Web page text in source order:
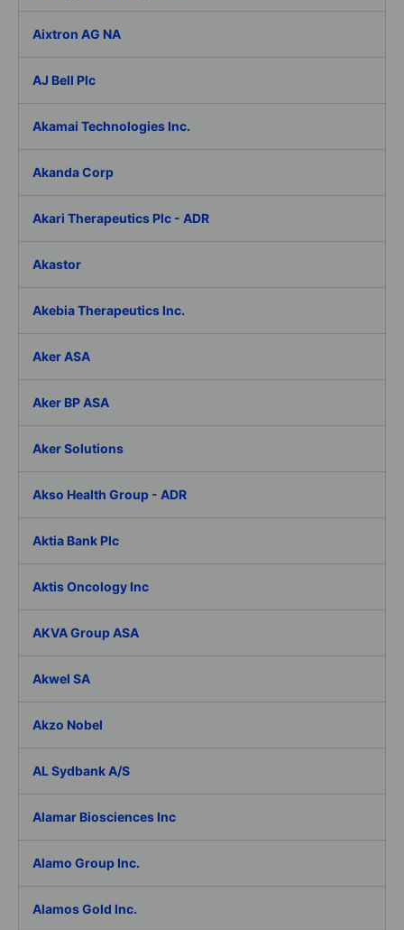
Aixtron AG NA
AJ Bell Plc
Akamai Technologies Inc.
Akanda Corp
Akari Therapeutics Plc - ADR
Akastor
Akebia Therapeutics Inc.
Aker ASA
Aker BP ASA
Aker Solutions
Akso Health Group - ADR
Aktia Bank Plc
Aktis Oncology Inc
AKVA Group ASA
Akwel SA
Akzo Nobel
AL Sydbank A/S
Alamar Biosciences Inc
Alamo Group Inc.
Alamos Gold Inc.